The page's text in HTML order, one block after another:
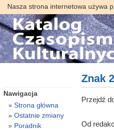
Nasza strona internetowa używa
Znak
Przejdź
Od
Nawigacja
Strona główna
Ostatnie zmiany
Poradnik